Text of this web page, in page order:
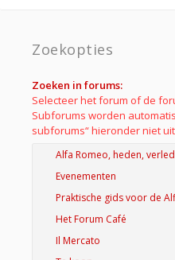
Zoekopties
Zoeken in forums:
Selecteer het forum of de
Subforums worden
subforums“ hieronder niet